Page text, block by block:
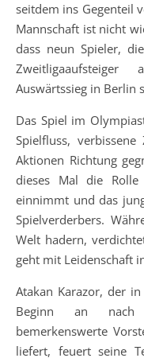
seitdem ins Gegenteil
Mannschaft ist nicht
dass neun Spieler,
Auswärtssieg in Berlin
Das Spiel im
Spielfluss,
Aktionen Richtung
dieses Mal die
einnimmt und das
Spielverderbers.
Welt hadern,
geht mit Leidenschaft
Atakan Karazor, der
Beginn an nach
bemerkenswerte
liefert, feuert seine